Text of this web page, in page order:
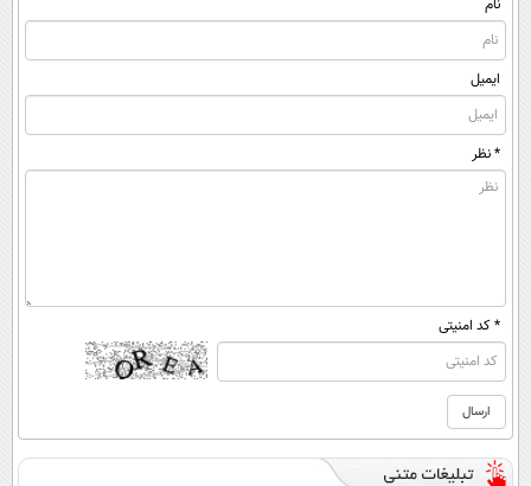
نام
ایمیل
* نظر
* کد امنیتی